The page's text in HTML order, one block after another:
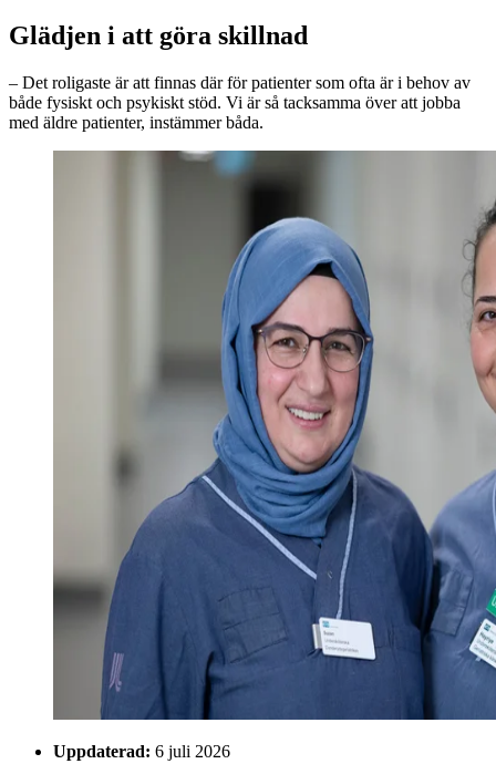
Glädjen i att göra skillnad
– Det roligaste är att finnas där för patienter som ofta är i behov av
både fysiskt och psykiskt stöd. Vi är så tacksamma över att jobba
med äldre patienter, instämmer båda.
Uppdaterad: 6 juli 2026